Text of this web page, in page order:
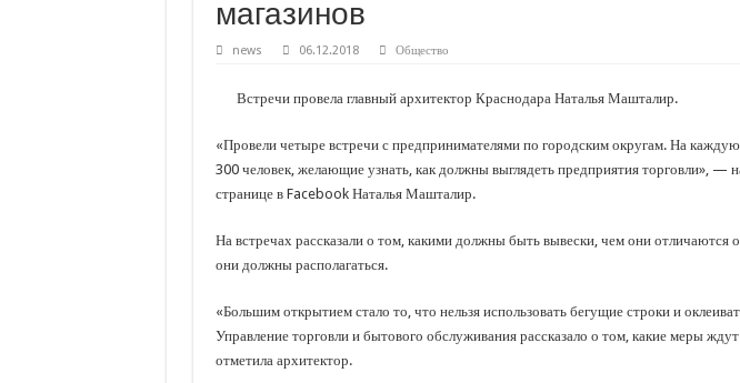
С нового учебного года в 35 школах Кубани запустят проект «Предпринимательские
В Краснодарском крае с начала года капитально отремонтировали 209 многоквартирных
Стартовал прием заявок на 20-й юбилейный молодежный форум «Регион 93»
магазинов
news 06.12.2018 Общество
Встречи провела главный архитектор Краснодара Наталья Машталир.
«Провели четыре встречи с предпринимателями по городским округам. На
300 человек, желающие узнать, как должны выглядеть предприятия торговли», —
странице в Facebook Наталья Машталир.
На встречах рассказали о том, какими должны быть вывески, чем они отличаются
они должны располагаться.
«Большим открытием стало то, что нельзя использовать бегущие строки и
Управление торговли и бытового обслуживания рассказало о том, какие меры
отметила архитектор.